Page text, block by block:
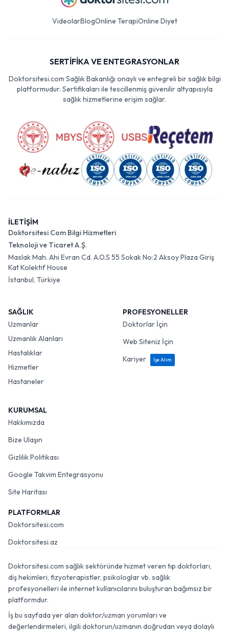
VideolarBlogOnline TerapiOnline Diyet
SERTİFİKA VE ENTEGRASYONLAR
Doktorsitesi.com Sağlık Bakanlığı onaylı ve entegreli bir sağlık bilgi
platformudur. Sertifikaları ile tescillenmiş güvenilir altyapısıyla
sağlık hizmetlerine erişim sağlar.
İLETİŞİM
Doktorsitesi Com Bilgi Hizmetleri
Teknoloji ve Ticaret A.Ş.
Maslak Mah. Ahi Evran Cd. A.O.S 55 Sokak No:2 Aksoy Plaza Giriş
Kat Kolektif House
İstanbul, Türkiye
SAĞLIK
Uzmanlar
Uzmanlık Alanları
Hastalıklar
Hizmetler
Hastaneler
PROFESYONELLER
Doktorlar İçin
Web Siteniz İçin
Kariyer
İşe Alım
KURUMSAL
Hakkımızda
Bize Ulaşın
Gizlilik Politikası
Google Takvim Entegrasyonu
Site Haritası
PLATFORMLAR
Doktorsitesi.com
Doktorsitesi.az
Doktorsitesi.com sağlık sektöründe hizmet veren tıp doktorları,
diş hekimleri, fizyoterapistler, psikologlar vb. sağlık
profesyonelleri ile internet kullanıcılarını buluşturan bağımsız bir
platformdur.
İş bu sayfada yer alan doktor/uzman yorumları ve
değerlendirmeleri, ilgili doktorun/uzmanın doğrudan veya dolaylı